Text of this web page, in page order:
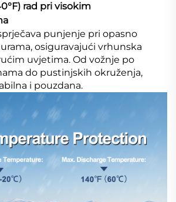
rad pri visokim
punjenje pri opasno
osiguravajući vrhunska
uvjetima. Od vožnje po
do pustinjskih okruženja,
i pouzdana.